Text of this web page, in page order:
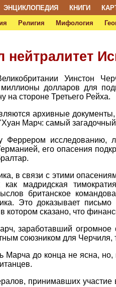
ЭНЦИКЛОПЕДИЯ КНИГИ
Религия Мифология
нейтралитет
Уинстон
долларов для
на стороне Третьего Рейха.
архивные
Марч: самый
Феррером
его опасения
в связи с этими
как мадридская
британское
Это доказывает
котором сказано, что
заработавший
союзником для
Марча до конца не ясна,
принимавших